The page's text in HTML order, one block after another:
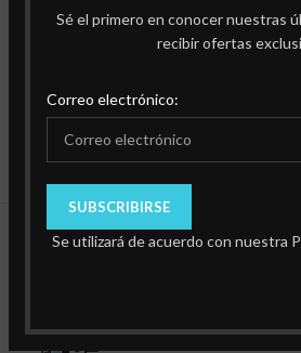
Sé el primero en conocer nuestras
recibir ofertas
Correo electrónico:
Se utilizará de acuerdo con nuestra